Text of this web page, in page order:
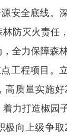
安全底线。
防灭火责任
全力保障森
工程项目。
高质量实施
力打造椒园
极向上级争